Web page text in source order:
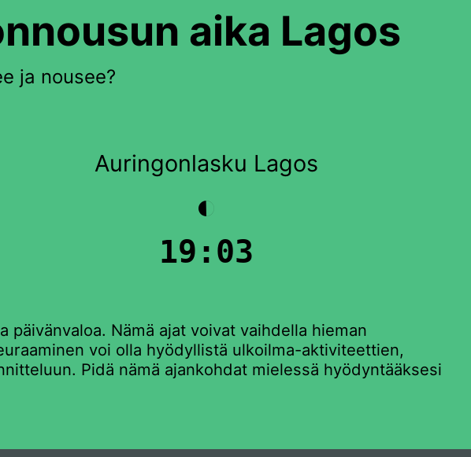
aika Lagos
ja nousee?
Auringonlasku Lagos
◐
19:03
päivänvaloa. Nämä ajat voivat vaihdella hieman
voi olla hyödyllistä ulkoilma-aktiviteettien,
Pidä nämä ajankohdat mielessä hyödyntääksesi